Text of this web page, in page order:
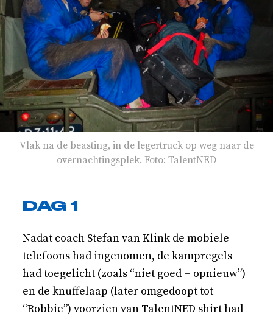
Vlak na de beasting, in de legertruck op weg naar de
overnachtingsplek. Foto: TalentNED
DAG 1
Nadat coach Stefan van Klink de mobiele
telefoons had ingenomen, de kampregels
had toegelicht (zoals “niet goed = opnieuw”)
en de knuffelaap (later omgedoopt tot
“Robbie”) voorzien van TalentNED shirt had